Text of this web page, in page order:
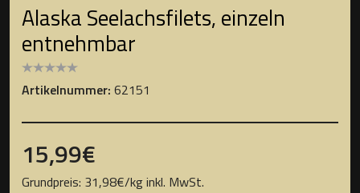
Alaska Seelachsfilets, einzeln
entnehmbar
Artikelnummer: 62151
15,99€
Grundpreis: 31,98€/kginkl. MwSt.